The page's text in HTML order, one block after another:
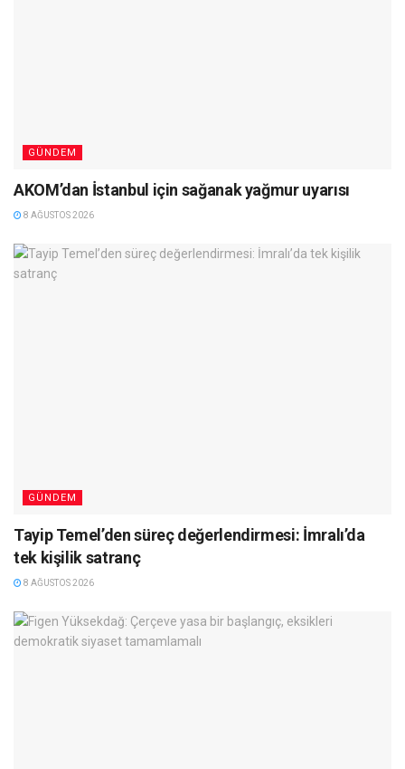
GÜNDEM
AKOM’dan İstanbul için sağanak yağmur uyarısı
8 AĞUSTOS 2026
GÜNDEM
Tayip Temel’den süreç değerlendirmesi: İmralı’da
tek kişilik satranç
8 AĞUSTOS 2026